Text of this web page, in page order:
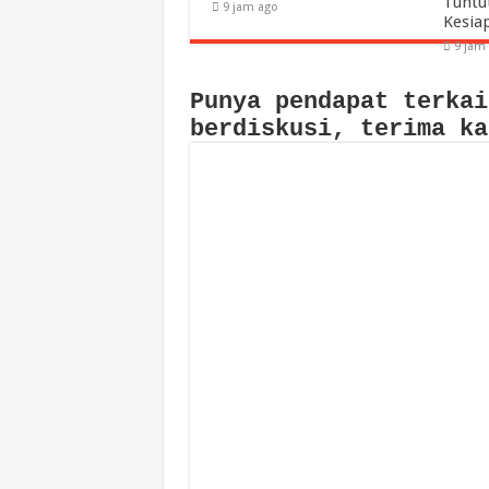
9 jam ago
9 jam
Punya pendapat
berdiskusi, terima